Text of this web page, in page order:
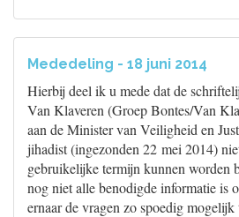
Mededeling - 18 juni 2014
Hierbij deel ik u mede dat de
Van Klaveren (Groep Bontes/Van
aan de Minister van Veiligheid en
jihadist (ingezonden 22 mei 2014)
gebruikelijke termijn kunnen worden
nog niet alle benodigde informatie is
ernaar de vragen zo spoedig mogelijk